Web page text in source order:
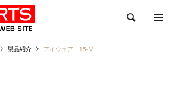
検索
製品紹介 アイウェア 15-Ⅴ